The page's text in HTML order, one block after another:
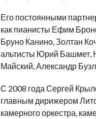
Его постоянными
как пианисты Ефим
Бруно Канино, Золтан
альтисты Юрий Башмет,
Майский, Александр
С 2008 года Сергей
главным дирижером
камерного оркестра,